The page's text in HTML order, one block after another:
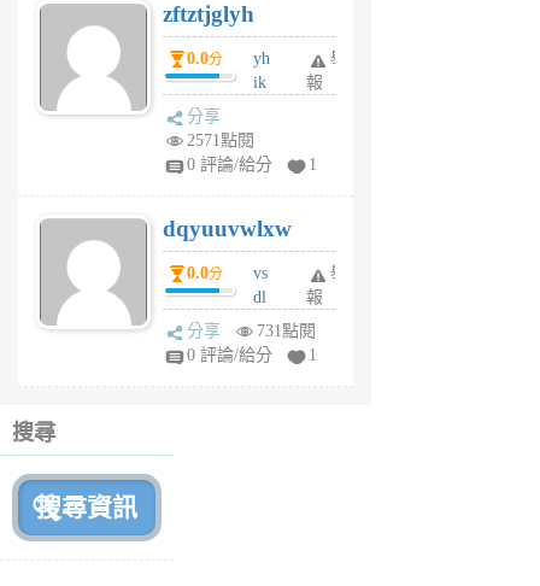
月
前
zftztjglyh
0.0分
yh
ik
tu
6
個
月
前
舉
報
分享
2571點閱
0 評論/給分
1
dqyuuvwlxw
0.0分
vs
dl
sq
fy
舉
報
分享
731點閱
0 評論/給分
1
搜尋